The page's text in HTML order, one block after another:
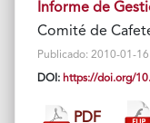
Informe de
Comité de
Publicado: 2010-01-
DOI: https://doi.org/
PDF